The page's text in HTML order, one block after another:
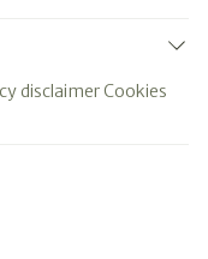
disclaimerCookies